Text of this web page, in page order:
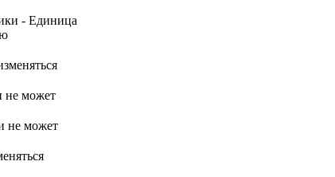
- Единица
не может
не может